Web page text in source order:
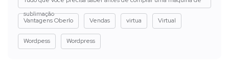
sublimação
Vantagens Oberlo
Vendas virtua Virtual
Wordpess Wordpress